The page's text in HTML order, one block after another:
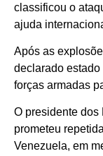
classificou o
ajuda
Após as
declarado
forças armadas
O presidente dos
prometeu
Venezuela, em